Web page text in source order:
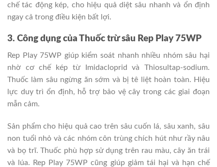
chế tác động kép, cho hiệu quả diệt sâu nhanh và ổn định
ngay cả trong điều kiện bất lợi.
3. Công dụng của Thuốc trừ sâu Rep Play 75WP
Rep Play 75WP giúp kiểm soát nhanh nhiều nhóm sâu hại
nhờ cơ chế kép từ Imidacloprid và Thiosultap-sodium.
Thuốc làm sâu ngừng ăn sớm và bị tê liệt hoàn toàn. Hiệu
lực duy trì ổn định, hỗ trợ bảo vệ cây trong các giai đoạn
mẫn cảm.
Sản phẩm cho hiệu quả cao trên sâu cuốn lá, sâu xanh, sâu
non tuổi nhỏ và các nhóm côn trùng chích hút như rầy nâu
và bọ trĩ. Thuốc phù hợp sử dụng trên rau màu, cây ăn trái
và lúa. Rep Play 75WP cũng giúp giảm tái hại và hạn chế